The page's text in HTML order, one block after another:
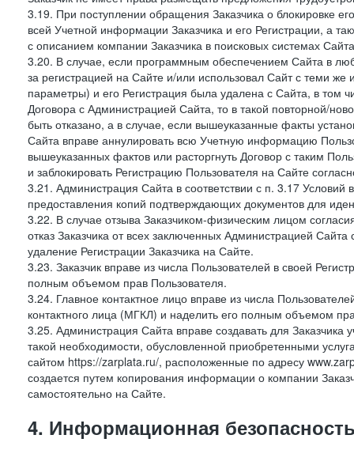
3.19. При поступлении обращения Заказчика о блокировке
всей Учетной информации Заказчика и его Регистрации, а
с описанием компании Заказчика в поисковых системах
3.20. В случае, если программным обеспечением Сайта в
за регистрацией на Сайте и/или использовал Сайт с теми
параметры) и его Регистрация была удалена с Сайта, в том
Договора с Администрацией Сайта, то в такой повторной/
быть отказано, а в случае, если вышеуказанные факты
Сайта вправе аннулировать всю Учетную информацию
вышеуказанных фактов или расторгнуть Договор с таким
и заблокировать Регистрацию Пользователя на Сайте
3.21. Администрация Сайта в соответствии с п. 3.17 Условий
предоставления копий подтверждающих документов для
3.22. В случае отзыва Заказчиком-физическим лицом
отказ Заказчика от всех заключенных Администрацией
удаление Регистрации Заказчика на Сайте.
3.23. Заказчик вправе из числа Пользователей в своей
полным объемом прав Пользователя.
3.24. Главное контактное лицо вправе из числа
контактного лица (МГКЛ) и наделить его полным объемом
3.25. Администрация Сайта вправе создавать для
такой необходимости, обусловленной приобретенными
сайтом https://zarplata.ru/, расположенные по адресу
создается путем копирования информации о компании
самостоятельно на Сайте.
4. Информационная